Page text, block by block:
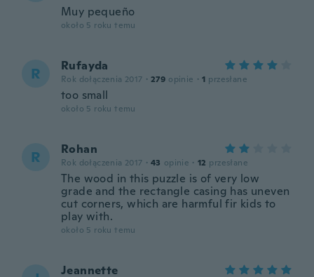
Muy pequeño
około 5 roku temu
R Rufayda
Rok dołączenia 2017 · 279 opinie · 1 przesłane
too small
około 5 roku temu
R Rohan
Rok dołączenia 2017 · 43 opinie · 12 przesłane
The wood in this puzzle is of very low
grade and the rectangle casing has uneven
cut corners, which are harmful fir kids to
play with.
około 5 roku temu
Jeannette